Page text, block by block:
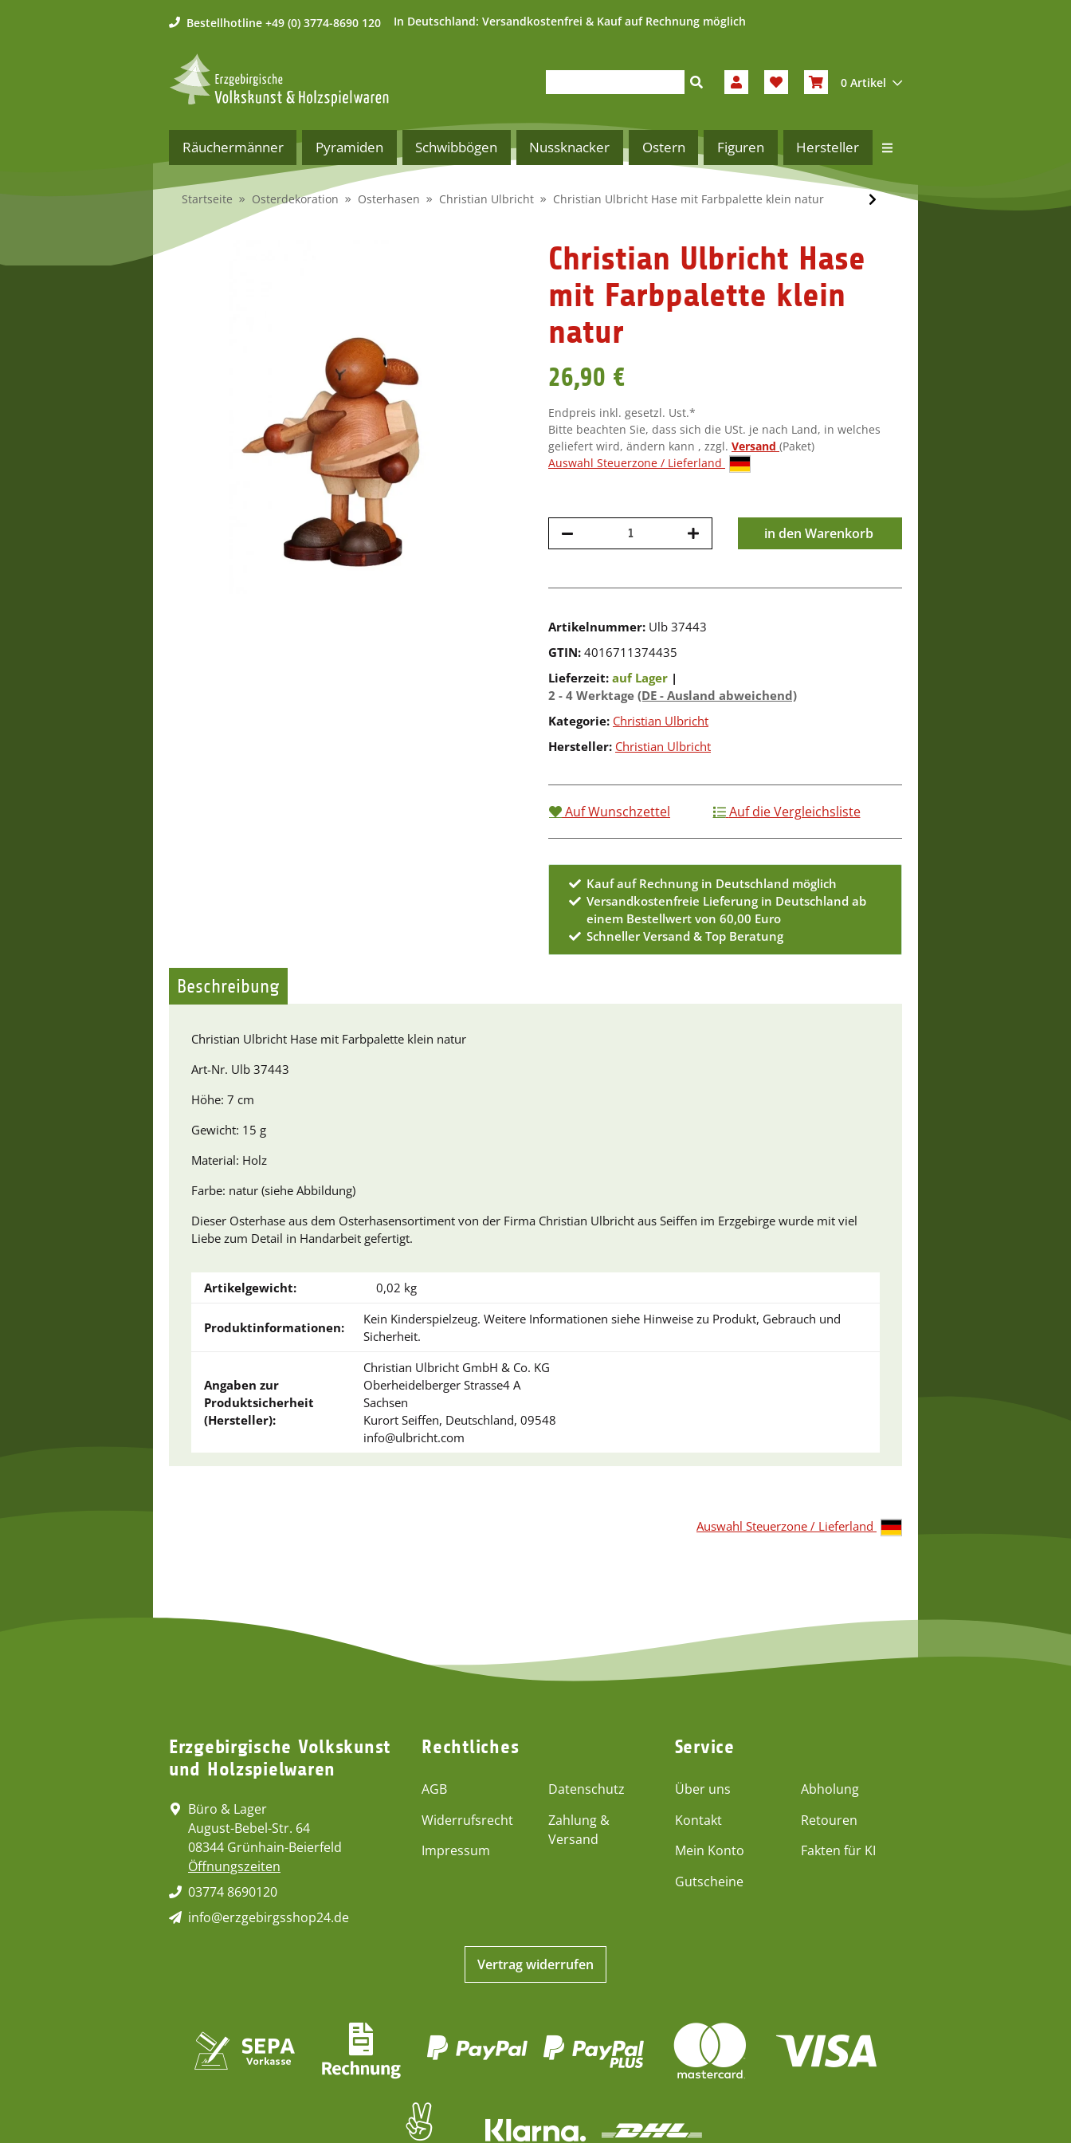
Bestellhotline +49 (0) 3774-8690 120 In Deutschland: Versandkostenfrei & Kauf auf Rechnung möglich
0 Artikel
Räuchermänner Pyramiden Schwibbögen Nussknacker Ostern Figuren Hersteller
Startseite Osterdekoration Osterhasen Christian Ulbricht Christian Ulbricht Hase mit Farbpalette klein natur
Christian Ulbricht Hase
mit Farbpalette klein
natur
26,90 €
Endpreis inkl. gesetzl. Ust.*
Bitte beachten Sie, dass sich die USt. je nach Land, in welches
geliefert wird, ändern kann , zzgl. Versand (Paket)
Auswahl Steuerzone / Lieferland
in den Warenkorb
Artikelnummer: Ulb 37443
GTIN: 4016711374435
Lieferzeit: auf Lager |
2 - 4 Werktage (DE - Ausland abweichend)
Kategorie: Christian Ulbricht
Hersteller: Christian Ulbricht
Auf Wunschzettel Auf die Vergleichsliste
Kauf auf Rechnung in Deutschland möglich
Versandkostenfreie Lieferung in Deutschland ab
einem Bestellwert von 60,00 Euro
Schneller Versand & Top Beratung
Beschreibung
Christian Ulbricht Hase mit Farbpalette klein natur
Art-Nr. Ulb 37443
Höhe: 7 cm
Gewicht: 15 g
Material: Holz
Farbe: natur (siehe Abbildung)
Dieser Osterhase aus dem Osterhasensortiment von der Firma Christian Ulbricht aus Seiffen im Erzgebirge wurde mit viel
Liebe zum Detail in Handarbeit gefertigt.
Artikelgewicht: 0,02 kg
Produktinformationen:
Kein Kinderspielzeug. Weitere Informationen siehe Hinweise zu Produkt, Gebrauch und
Sicherheit.
Angaben zur
Produktsicherheit
(Hersteller):
Christian Ulbricht GmbH & Co. KG
Oberheidelberger Strasse4 A
Sachsen
Kurort Seiffen, Deutschland, 09548
info@ulbricht.com
Auswahl Steuerzone / Lieferland
Erzgebirgische Volkskunst
und Holzspielwaren
Büro & Lager
August-Bebel-Str. 64
08344 Grünhain-Beierfeld
Öffnungszeiten
03774 8690120
info@erzgebirgsshop24.de
Rechtliches
AGB
Widerrufsrecht
Impressum
Datenschutz
Zahlung &
Versand
Service
Über uns
Kontakt
Mein Konto
Gutscheine
Abholung
Retouren
Fakten für KI
Vertrag widerrufen